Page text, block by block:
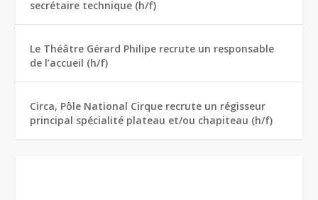
secrétaire technique (h/f)
Le Théâtre Gérard Philipe recrute un responsable
de l’accueil (h/f)
Circa, Pôle National Cirque recrute un régisseur
principal spécialité plateau et/ou chapiteau (h/f)